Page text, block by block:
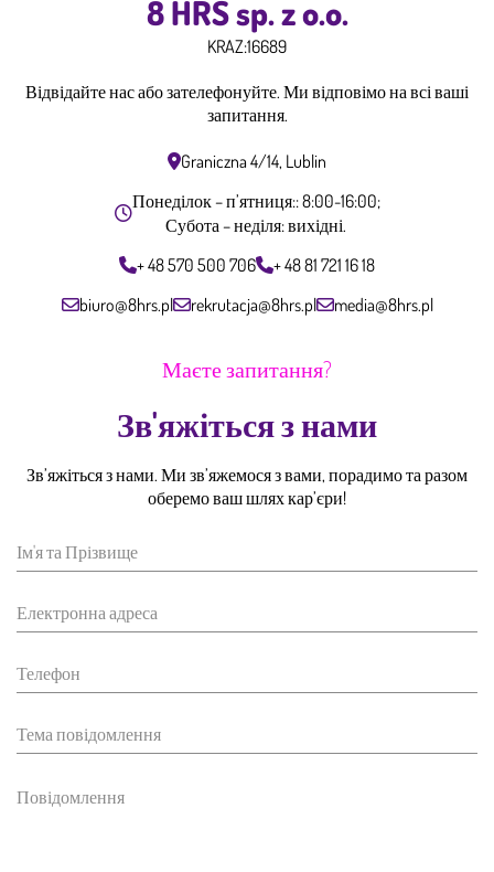
8 HRS sp. z o.o.
KRAZ:16689
Відвідайте нас або зателефонуйте. Ми відповімо на всі ваші
запитання.
Graniczna 4/14, Lublin
Понеділок – п’ятниця:: 8:00-16:00;
Субота – неділя: вихідні.
+ 48 570 500 706
+ 48 81 721 16 18
biuro@8hrs.pl
rekrutacja@8hrs.pl media@8hrs.pl
Маєте запитання?
Зв'яжіться з нами
Зв’яжіться з нами. Ми зв’яжемося з вами, порадимо та разом
оберемо ваш шлях кар’єри!